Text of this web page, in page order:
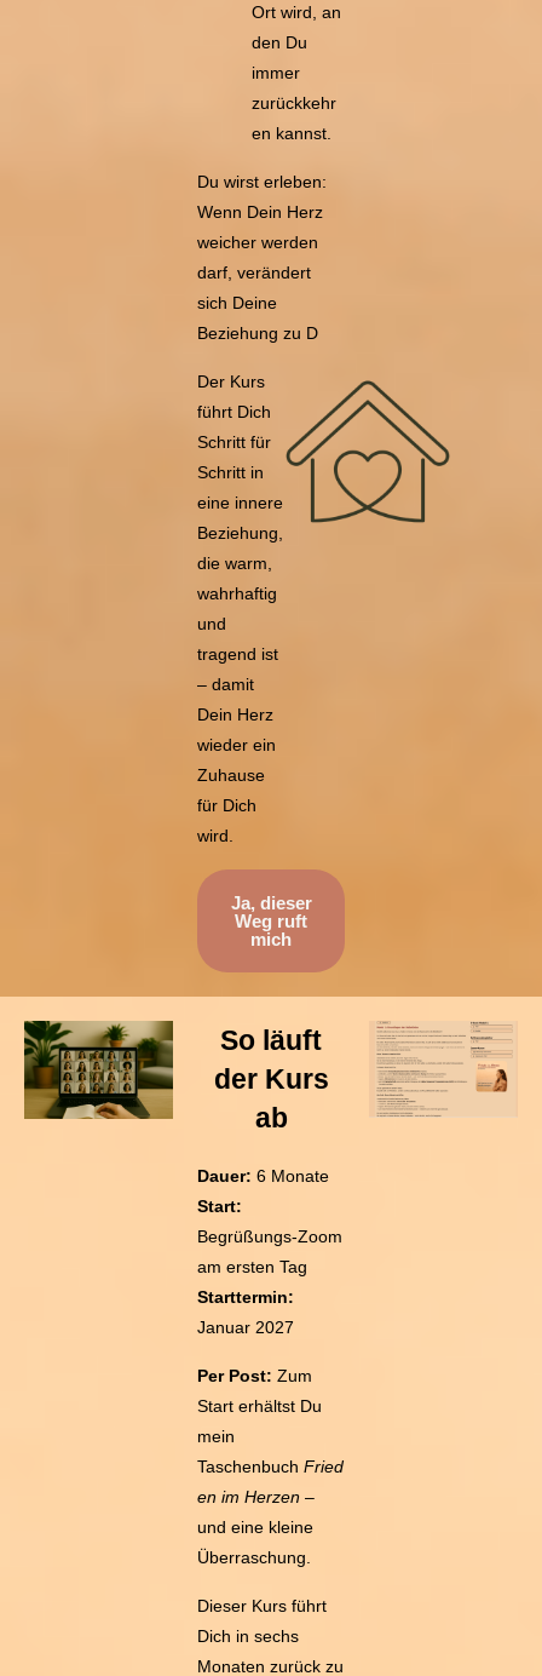
Ort wird, an
den Du
immer
zurückkehr
en kannst.
Du wirst erleben:
Wenn Dein Herz
weicher werden
darf, verändert
sich Deine
Beziehung zu D
Der Kurs
führt Dich
Schritt für
Schritt in
eine innere
Beziehung,
die warm,
wahrhaftig
und
tragend ist
– damit
Dein Herz
wieder ein
Zuhause
für Dich
wird.
Ja, dieser
Weg ruft
mich
So läuft
der Kurs
ab
Dauer: 6 Monate
Start:
Begrüßungs-Zoom
am ersten Tag
Starttermin:
Januar 2027
Per Post: Zum
Start erhältst Du
mein
Taschenbuch Fried
en im Herzen–
und eine kleine
Überraschung.
Dieser Kurs führt
Dich in sechs
Monaten zurück zu